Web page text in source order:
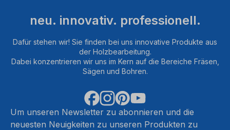
neu. innovativ. professionell.
Dafür stehen wir! Sie finden bei uns innovative Produkte aus
der Holzbearbeitung.
Dabei konzentrieren wir uns im Kern auf die Bereiche Fräsen,
Sägen und Bohren.
Um unseren Newsletter zu abonnieren und die
neuesten Neuigkeiten zu unseren Produkten zu